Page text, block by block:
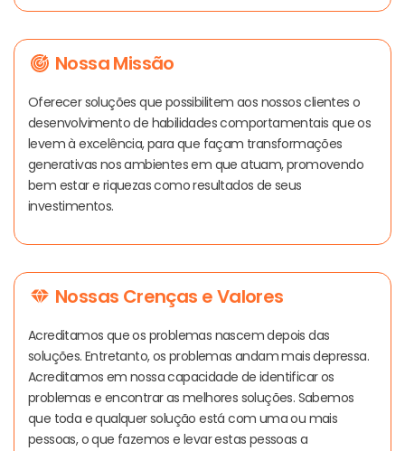
Nossa Missão
Oferecer soluções que possibilitem aos nossos clientes o
desenvolvimento de habilidades comportamentais que os
levem à excelência, para que façam transformações
generativas nos ambientes em que atuam, promovendo
bem estar e riquezas como resultados de seus
investimentos.
Nossas Crenças e Valores
Acreditamos que os problemas nascem depois das
soluções. Entretanto, os problemas andam mais depressa.
Acreditamos em nossa capacidade de identificar os
problemas e encontrar as melhores soluções. Sabemos
que toda e qualquer solução está com uma ou mais
pessoas, o que fazemos e levar estas pessoas a